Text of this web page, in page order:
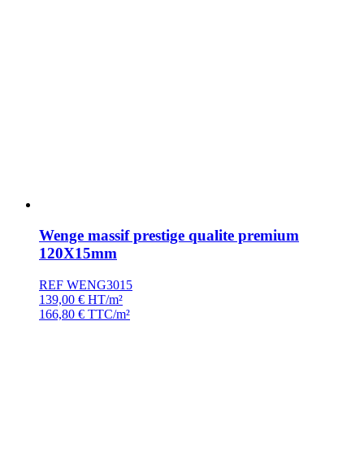
Wenge massif prestige qualite premium
120X15mm
REF WENG3015
139,00 € HT/m²
166,80 € TTC/m²